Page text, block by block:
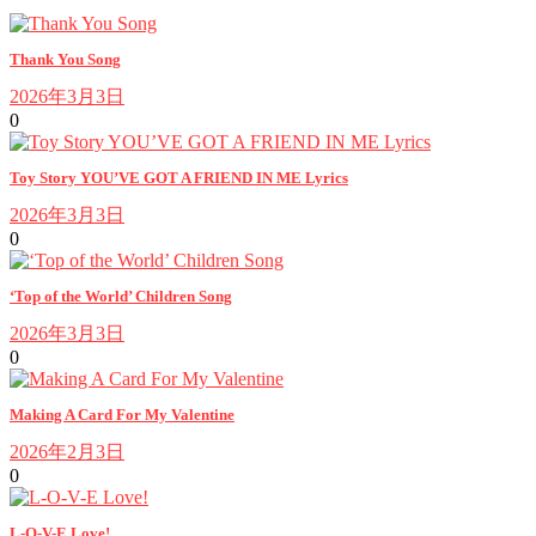
Thank You Song
2026年3月3日
0
Toy Story YOU’VE GOT A FRIEND IN ME Lyrics
2026年3月3日
0
‘Top of the World’ Children Song
2026年3月3日
0
Making A Card For My Valentine
2026年2月3日
0